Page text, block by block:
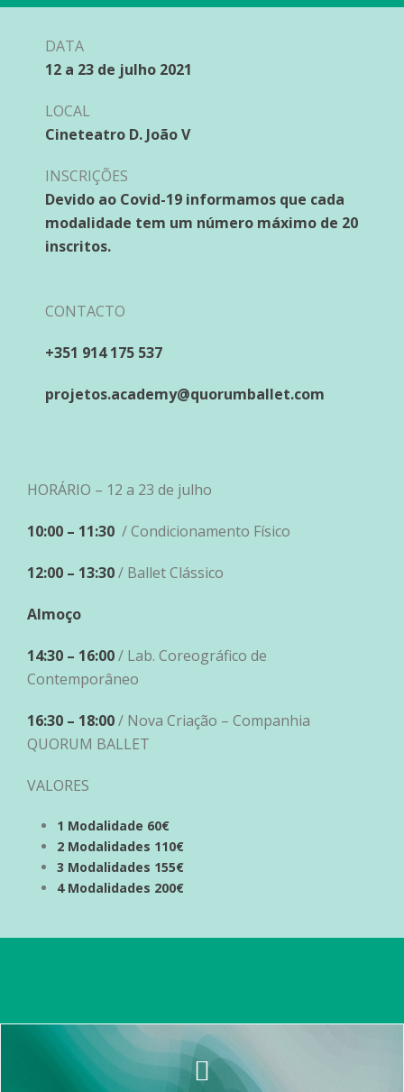
DATA
12 a 23 de julho 2021
LOCAL
Cineteatro D. João V
INSCRIÇÕES
Devido ao Covid-19 informamos que cada
modalidade tem um número máximo de 20
inscritos.
CONTACTO
+351 914 175 537
projetos.academy@quorumballet.com
HORÁRIO – 12 a 23 de julho
10:00 – 11:30 / Condicionamento Físico
12:00 – 13:30/ Ballet Clássico
Almoço
14:30 – 16:00/ Lab. Coreográfico de
Contemporâneo
16:30 – 18:00/ Nova Criação – Companhia
QUORUM BALLET
VALORES
1 Modalidade 60€
2 Modalidades 110€
3 Modalidades 155€
4 Modalidades 200€